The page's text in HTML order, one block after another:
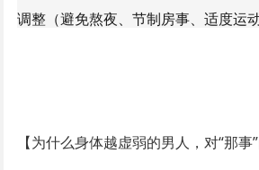
调整（避免熬夜、节制房事、适度运
【为什么身体越虚弱的男人，对“那事